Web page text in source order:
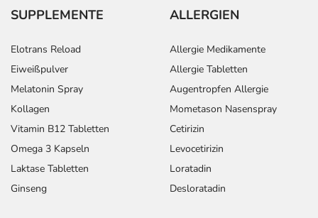
SUPPLEMENTE
Elotrans Reload
Eiweißpulver
Melatonin Spray
Kollagen
Vitamin B12 Tabletten
Omega 3 Kapseln
Laktase Tabletten
Ginseng
ALLERGIEN
Allergie Medikamente
Allergie Tabletten
Augentropfen Allergie
Mometason Nasenspray
Cetirizin
Levocetirizin
Loratadin
Desloratadin